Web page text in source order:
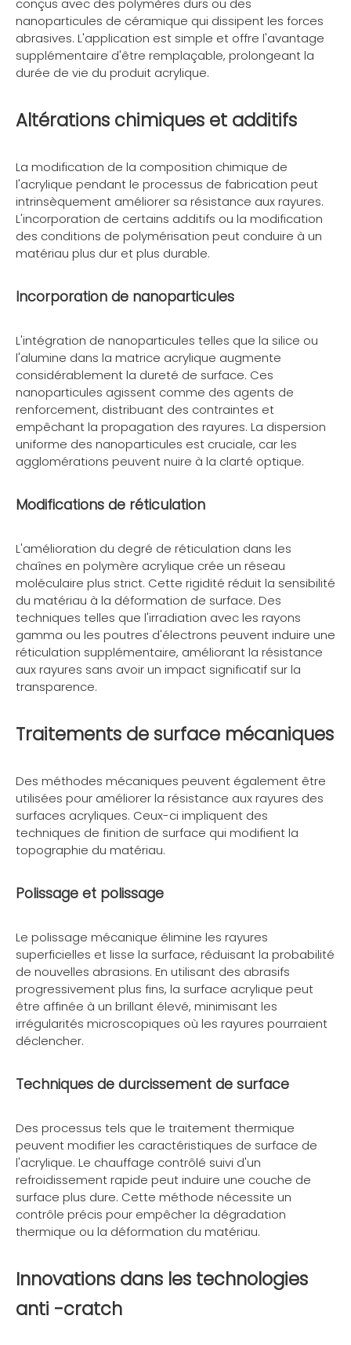
conçus avec des polymères durs ou des
nanoparticules de céramique qui dissipent les forces
abrasives. L'application est simple et offre l'avantage
supplémentaire d'être remplaçable, prolongeant la
durée de vie du produit acrylique.
Altérations chimiques et additifs
La modification de la composition chimique de
l'acrylique pendant le processus de fabrication peut
intrinsèquement améliorer sa résistance aux rayures.
L'incorporation de certains additifs ou la modification
des conditions de polymérisation peut conduire à un
matériau plus dur et plus durable.
Incorporation de nanoparticules
L'intégration de nanoparticules telles que la silice ou
l'alumine dans la matrice acrylique augmente
considérablement la dureté de surface. Ces
nanoparticules agissent comme des agents de
renforcement, distribuant des contraintes et
empêchant la propagation des rayures. La dispersion
uniforme des nanoparticules est cruciale, car les
agglomérations peuvent nuire à la clarté optique.
Modifications de réticulation
L'amélioration du degré de réticulation dans les
chaînes en polymère acrylique crée un réseau
moléculaire plus strict. Cette rigidité réduit la sensibilité
du matériau à la déformation de surface. Des
techniques telles que l'irradiation avec les rayons
gamma ou les poutres d'électrons peuvent induire une
réticulation supplémentaire, améliorant la résistance
aux rayures sans avoir un impact significatif sur la
transparence.
Traitements de surface mécaniques
Des méthodes mécaniques peuvent également être
utilisées pour améliorer la résistance aux rayures des
surfaces acryliques. Ceux-ci impliquent des
techniques de finition de surface qui modifient la
topographie du matériau.
Polissage et polissage
Le polissage mécanique élimine les rayures
superficielles et lisse la surface, réduisant la probabilité
de nouvelles abrasions. En utilisant des abrasifs
progressivement plus fins, la surface acrylique peut
être affinée à un brillant élevé, minimisant les
irrégularités microscopiques où les rayures pourraient
déclencher.
Techniques de durcissement de surface
Des processus tels que le traitement thermique
peuvent modifier les caractéristiques de surface de
l'acrylique. Le chauffage contrôlé suivi d'un
refroidissement rapide peut induire une couche de
surface plus dure. Cette méthode nécessite un
contrôle précis pour empêcher la dégradation
thermique ou la déformation du matériau.
Innovations dans les technologies
anti -cratch